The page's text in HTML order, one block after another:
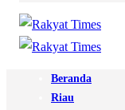
Beranda
Riau